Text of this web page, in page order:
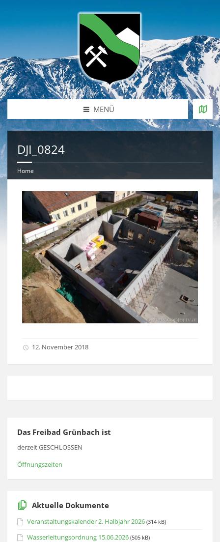
MENÜ
DJI_0824
Home
12. November 2018
Das Freibad Grünbach ist
derzeit GESCHLOSSEN
Öffnungszeiten
Aktuelle Dokumente
Veranstaltungskalender 2. Halbjahr 2026 (314 kB)
Wasserleitungsordnung 15.06.2026 (505 kB)